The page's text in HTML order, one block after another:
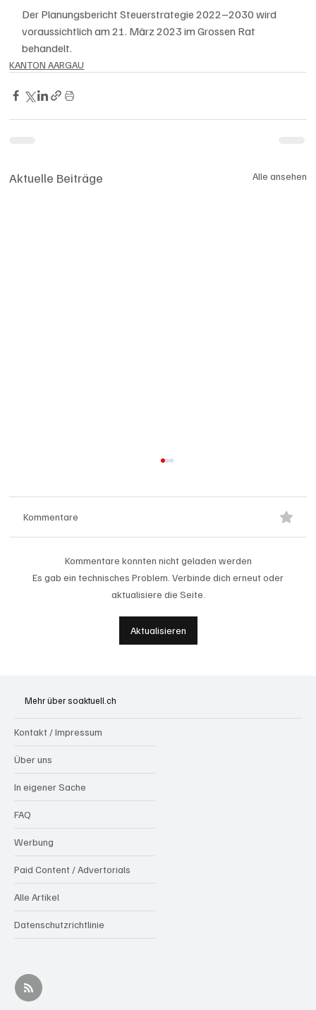
Der Planungsbericht Steuerstrategie 2022–2030 wird
voraussichtlich am 21. März 2023 im Grossen Rat
behandelt.
KANTON AARGAU
Aktuelle Beiträge Alle ansehen
Badi Seengen: 62-jährige Frau von
Kommentare
Kommentare konnten nicht geladen werden
Es gab ein technisches Problem. Verbinde dich erneut oder
aktualisiere die Seite.
Aktualisieren
Mehr über soaktuell.ch
Kontakt / Impressum
Über uns
In eigener Sache
FAQ
Werbung
Paid Content / Advertorials
Alle Artikel
Datenschutzrichtlinie